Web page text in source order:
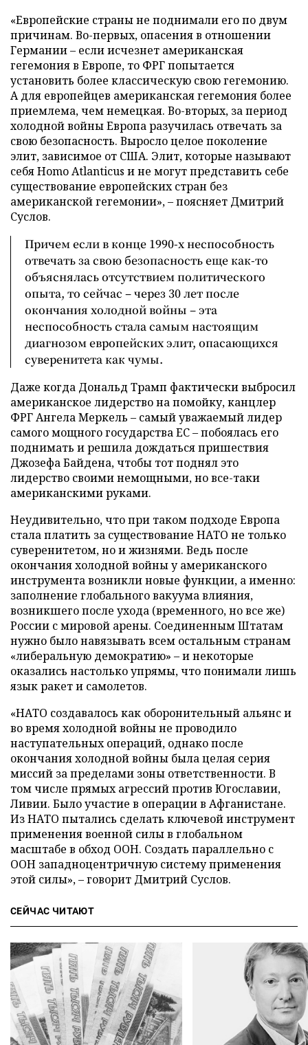
«Европейские страны не поднимали его по двум
причинам. Во-первых, опасения в отношении
Германии – если исчезнет американская
гегемония в Европе, то ФРГ попытается
установить более классическую свою гегемонию.
А для европейцев американская гегемония более
приемлема, чем немецкая. Во-вторых, за период
холодной войны Европа разучилась отвечать за
свою безопасность. Выросло целое поколение
элит, зависимое от США. Элит, которые называют
себя Homo Atlanticus и не могут представить себе
существование европейских стран без
американской гегемонии», – поясняет Дмитрий
Суслов.
Причем если в конце 1990-х неспособность
отвечать за свою безопасность еще как-то
объяснялась отсутствием политического
опыта, то сейчас – через 30 лет после
окончания холодной войны – эта
неспособность стала самым настоящим
диагнозом европейских элит, опасающихся
суверенитета как чумы.
Даже когда Дональд Трамп фактически выбросил
американское лидерство на помойку, канцлер
ФРГ Ангела Меркель – самый уважаемый лидер
самого мощного государства ЕС – побоялась его
поднимать и решила дождаться пришествия
Джозефа Байдена, чтобы тот поднял это
лидерство своими немощными, но все-таки
американскими руками.
Неудивительно, что при таком подходе Европа
стала платить за существование НАТО не только
суверенитетом, но и жизнями. Ведь после
окончания холодной войны у американского
инструмента возникли новые функции, а именно:
заполнение глобального вакуума влияния,
возникшего после ухода (временного, но все же)
России с мировой арены. Соединенным Штатам
нужно было навязывать всем остальным странам
«либеральную демократию» – и некоторые
оказались настолько упрямы, что понимали лишь
язык ракет и самолетов.
«НАТО создавалось как оборонительный альянс и
во время холодной войны не проводило
наступательных операций, однако после
окончания холодной войны была целая серия
миссий за пределами зоны ответственности. В
том числе прямых агрессий против Югославии,
Ливии. Было участие в операции в Афганистане.
Из НАТО пытались сделать ключевой инструмент
применения военной силы в глобальном
масштабе в обход ООН. Создать параллельно с
ООН западноцентричную систему применения
этой силы», – говорит Дмитрий Суслов.
СЕЙЧАС ЧИТАЮТ